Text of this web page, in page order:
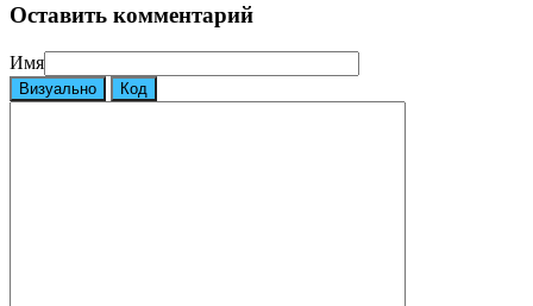
Оставить комментарий
Имя
Визуально Код